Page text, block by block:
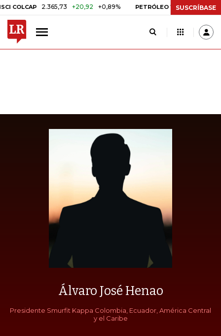
2.365,73 +20,92 +0,89% PETRÓLEO WTI US$ 75,09 -
SUSCRÍBASE
Álvaro José Henao
Presidente Smurfit Kappa Colombia, Ecuador, América Central
y el Caribe